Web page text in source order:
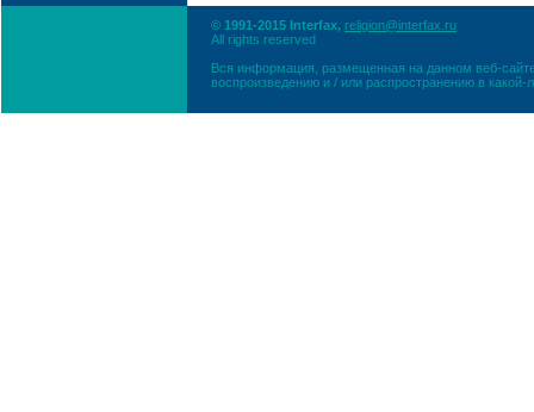
© 1991-2015 Interfax, religion@interfax.ru
All rights reserved
Вся информация, размещенная на данном веб-
воспроизведению и / или распространению в